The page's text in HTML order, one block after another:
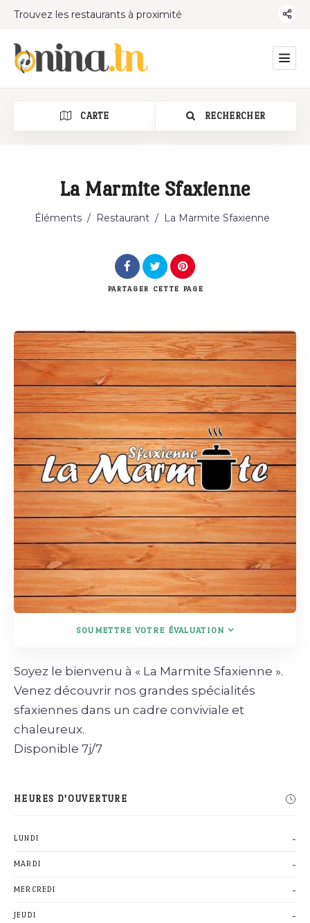
Trouvez les restaurants à proximité
CARTE RECHERCHER
Catégorie
Rechercher
La Marmite Sfaxienne
Éléments / Restaurant / La Marmite Sfaxienne
PARTAGER CETTE PAGE
SOUMETTRE VOTRE ÉVALUATION
Soyez le bienvenu à « La Marmite Sfaxienne ».
Venez découvrir nos grandes spécialités
sfaxiennes dans un cadre conviviale et
chaleureux.
Disponible 7j/7
HEURES D'OUVERTURE
LUNDI -
MARDI -
MERCREDI -
JEUDI -